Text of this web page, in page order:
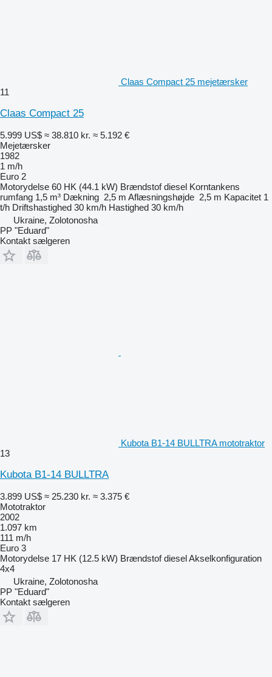
Claas Compact 25 mejetærsker
11
Claas Compact 25
5.999 US$ ≈ 38.810 kr. ≈ 5.192 €
Mejetærsker
1982
1 m/h
Euro 2
Motorydelse 60 HK (44.1 kW) Brændstof diesel Korntankens
rumfang 1,5 m³ Dækning 2,5 m Aflæsningshøjde 2,5 m Kapacitet 1
t/h Driftshastighed 30 km/h Hastighed 30 km/h
Ukraine, Zolotonosha
PP "Eduard"
Kontakt sælgeren
Kubota B1-14 BULLTRA mototraktor
13
Kubota B1-14 BULLTRA
3.899 US$ ≈ 25.230 kr. ≈ 3.375 €
Mototraktor
2002
1.097 km
111 m/h
Euro 3
Motorydelse 17 HK (12.5 kW) Brændstof dieselAkselkonfiguration
4x4
Ukraine, Zolotonosha
PP "Eduard"
Kontakt sælgeren